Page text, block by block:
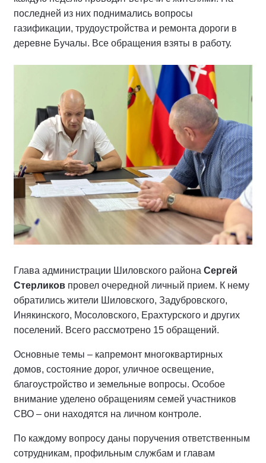
последней из них поднимались вопросы
газификации, трудоустройства и ремонта дороги в
деревне Бучалы. Все обращения взяты в работу.
Глава администрации Шиловского района Сергей
Стерликов провел очередной личный прием. К нему
обратились жители Шиловского, Задубровского,
Инякинского, Мосоловского, Ерахтурского и других
поселений. Всего рассмотрено 15 обращений.
Основные темы – капремонт многоквартирных
домов, состояние дорог, уличное освещение,
благоустройство и земельные вопросы. Особое
внимание уделено обращениям семей участников
СВО – они находятся на личном контроле.
По каждому вопросу даны поручения ответственным
сотрудникам, профильным службам и главам